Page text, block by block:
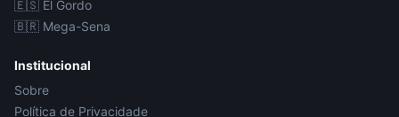
🇪🇸 El Gordo
🇧🇷 Mega-Sena
Institucional
Sobre
Política de Privacidade